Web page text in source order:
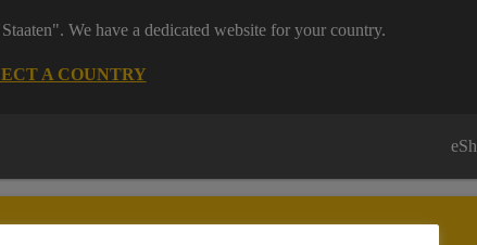
We have a dedicated website for your country.
A COUNTRY